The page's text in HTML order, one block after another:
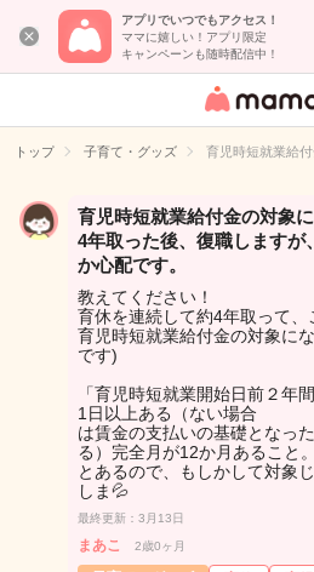
アプリでいつでもアクセス！
ママに嬉しい！アプリ限定
キャンペーンも随時配信中！
女性専用匿名
イト
トップ 子育て・グッズ 育児時短就業給
育児時短就業給付金の対象
4年取った後、復職しますが
か心配です。
教えてください！
育休を連続して約4年取って
育児時短就業給付金の対象に
です)
「育児時短就業開始日前２年
1日以上ある（ない場合
は賃金の支払いの基礎となっ
る）完全月が12か月あること。
とあるので、もしかして対象
しま💦
最終更新：3月13日
まあこ 2歳0ヶ月